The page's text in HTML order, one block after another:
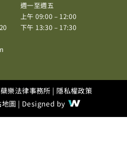
k
r
a
e
週一至週五
上午 09:00 – 12:00
下午 13:30 – 17:30
樂法律事務所 | 隱私權政策
圖 | Designed by